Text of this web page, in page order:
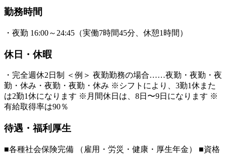
勤務時間
・夜勤 16:00～24:45（実働7時間45分、休憩1時間）
休日・休暇
・完全週休2日制 ＜例＞ 夜勤勤務の場合……夜勤・夜勤・夜
勤・休み・夜勤・夜勤・休み ※シフトにより、3勤1休また
は2勤1休になります ※月間休日は、8日〜9日になります ※
有給取得率は90％
待遇・福利厚生
■各種社会保険完備 （雇用・労災・健康・厚生年金） ■資格